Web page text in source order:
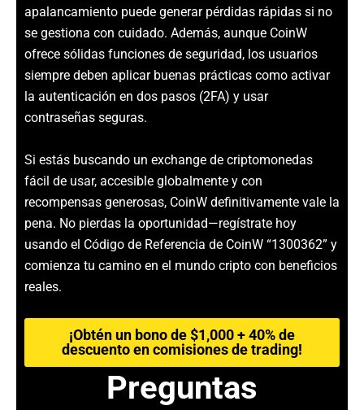
apalancamiento puede generar pérdidas rápidas si no
se gestiona con cuidado. Además, aunque CoinW
ofrece sólidas funciones de seguridad, los usuarios
siempre deben aplicar buenas prácticas como activar
la autenticación en dos pasos (2FA) y usar
contraseñas seguras.
Si estás buscando un exchange de criptomonedas
fácil de usar, accesible globalmente y con
recompensas generosas, CoinW definitivamente vale la
pena. No pierdas la oportunidad—regístrate hoy
usando el Código de Referencia de CoinW “1300362” y
comienza tu camino en el mundo cripto con beneficios
reales.
¡Obtén un bono de $1,000 + 40% de
descuento en comisiones de trading!
Preguntas